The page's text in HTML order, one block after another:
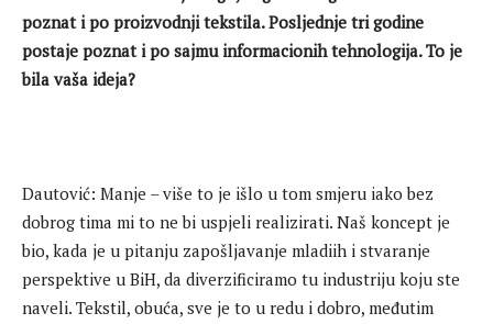
poznat i po proizvodnji tekstila. Posljednje tri godine
postaje poznat i po sajmu informacionih tehnologija. To je
bila vaša ideja?
Dautović: Manje – više to je išlo u tom smjeru iako bez
dobrog tima mi to ne bi uspjeli realizirati. Naš koncept je
bio, kada je u pitanju zapošljavanje mladiih i stvaranje
perspektive u BiH, da diverzificiramo tu industriju koju ste
naveli. Tekstil, obuća, sve je to u redu i dobro, međutim